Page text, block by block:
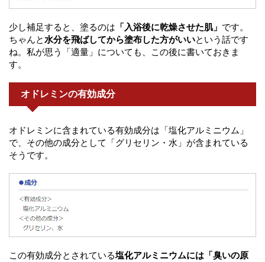
少し補足すると、塗るのは 「入浴後に乾燥させた肌」 です。
ちゃんと水分を飛ばしてから塗布した方がいいという話です
ね。私が思う「適量」についても、この後に書いておきま
す。
オドレミンの有効成分
オドレミンに含まれている有効成分は「塩化アルミニウム」
で、その他の成分として「グリセリン・水」が含まれている
そうです。
この有効成分とされている塩化アルミニウムには「臭いの原